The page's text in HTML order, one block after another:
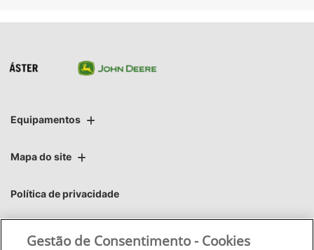
Equipamentos
Mapa do site
Política de privacidade
Áster | Áster Máquinas e Soluções Integradas Ltda.
Gestão de Consentimento - Cookies